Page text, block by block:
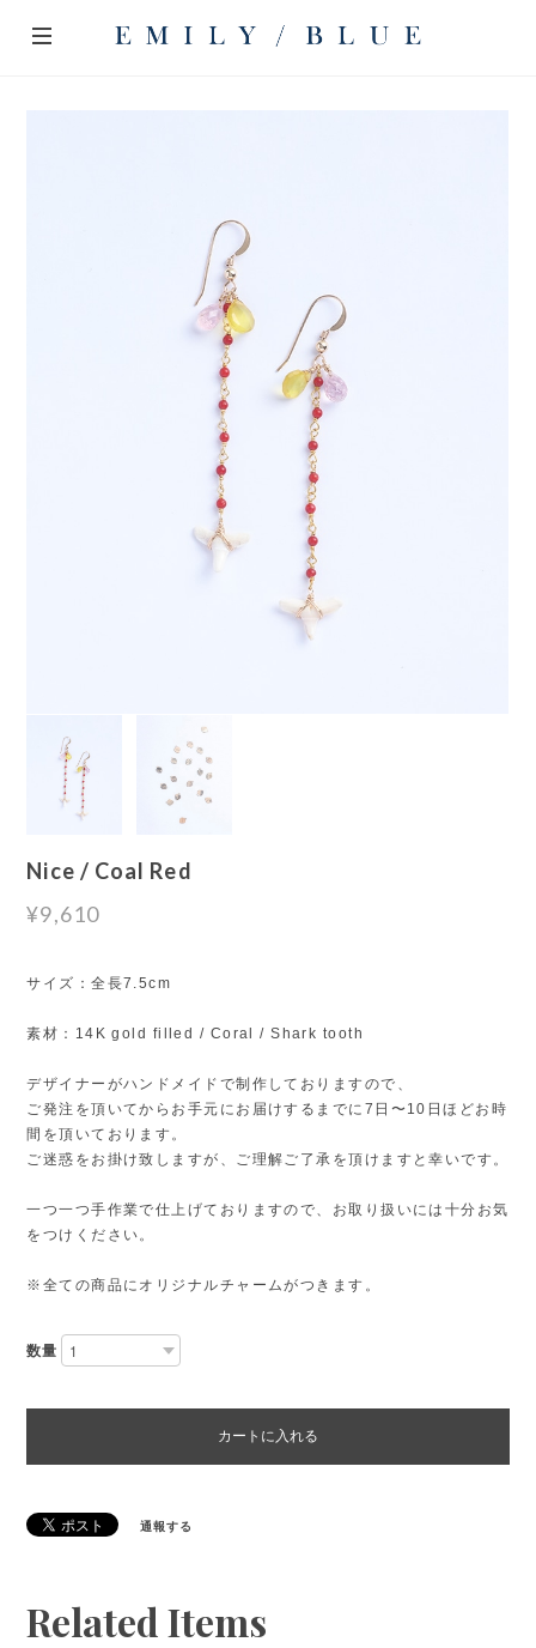
Nice / Coal Red
¥9,610
サイズ：全長7.5cm
素材：14K gold filled / Coral / Shark tooth
デザイナーがハンドメイドで制作しておりますので、
ご発注を頂いてからお手元にお届けするまでに7日〜10日ほどお時
間を頂いております。
ご迷惑をお掛け致しますが、ご理解ご了承を頂けますと幸いです。
一つ一つ手作業で仕上げておりますので、お取り扱いには十分お気
をつけください。
※全ての商品にオリジナルチャームがつきます。
数量
カートに入れる
通報する
Related Items